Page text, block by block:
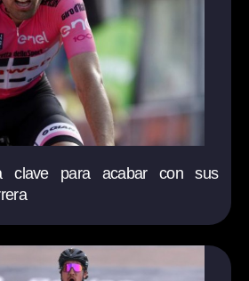
clave para acabar con sus